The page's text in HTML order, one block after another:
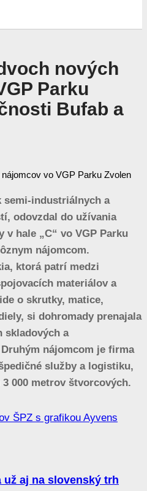
nových
Parku
Bufab a
semi-industriálnych a
odovzdal do užívania
v hale „C“ vo VGP Parku
nájomcom.
ktorá patrí medzi
materiálov a
o skrutky, matice,
si dohromady prenajala
skladových a
nájomcom je firma
služby a logistiku,
000 metrov štvorcových.
už aj na slovenský trh